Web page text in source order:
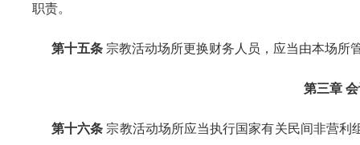
职责。
第十五条 宗教活动场所更换财务人员，应当由本场所
第三章
第十六条 宗教活动场所应当执行国家有关民间非营